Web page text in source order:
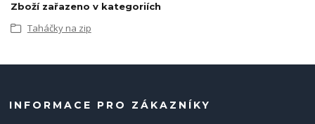
Zboží zařazeno v kategoriích
Taháčky na zip
INFORMACE PRO ZÁKAZNÍKY